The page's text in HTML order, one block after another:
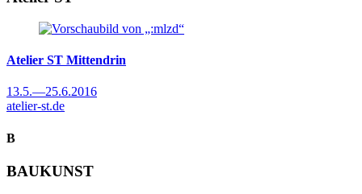
Atelier ST Mittendrin
13.5.—25.6.2016
atelier-st.de
B
BAUKUNST